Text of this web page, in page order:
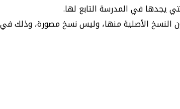
يجدها في المدرسة التابع لها.
النسخ الأصلية منها، وليس نسخ مصورة، وذلك